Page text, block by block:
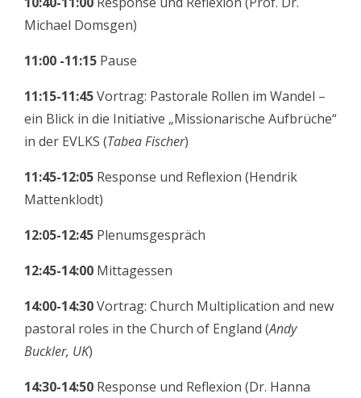
Michael Domsgen)
11:00 -11:15 Pause
11:15-11:45Vortrag: Pastorale Rollen im Wandel –
ein Blick in die Initiative „Missionarische Aufbrüche“
in der EVLKS (Tabea Fischer)
11:45-12:05 Response und Reflexion (Hendrik
Mattenklodt)
12:05-12:45 Plenumsgespräch
12:45-14:00 Mittagessen
14:00-14:30Vortrag: Church Multiplication and new
pastoral roles in the Church of England (Andy
Buckler, UK)
14:30-14:50 Response und Reflexion (Dr. Hanna